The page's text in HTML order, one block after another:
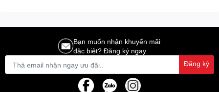
Bạn muốn nhận khuyến mãi
đặc biệt? Đăng ký ngay.
Đăng ký